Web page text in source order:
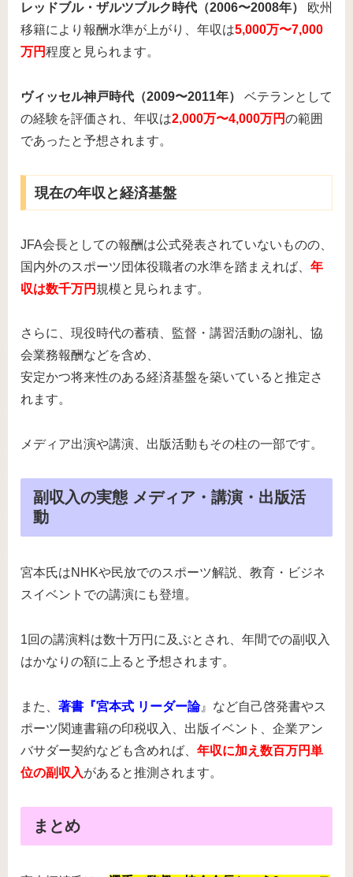
レッドブル・ザルツブルク時代（2006〜2008年）
欧州
移籍により報酬水準が上がり、年収は5,000万〜7,000
万円程度と見られます。
ヴィッセル神戸時代（2009〜2011年）
ベテランとして
の経験を評価され、年収は2,000万〜4,000万円の範囲
であったと予想されます。
現在の年収と経済基盤
JFA会長としての報酬は公式発表されていないものの、
国内外のスポーツ団体役職者の水準を踏まえれば、 年
収は数千万円 規模と見られます。
さらに、現役時代の蓄積、監督・講習活動の謝礼、協
会業務報酬などを含め、
安定かつ将来性のある経済基盤を築いていると推定さ
れます。
メディア出演や講演、出版活動もその柱の一部です。
副収入の実態 メディア・講演・出版活
動
宮本氏はNHKや民放でのスポーツ解説、教育・ビジネ
スイベントでの講演にも登壇。
1回の講演料は数十万円に及ぶとされ、年間での副収入
はかなりの額に上ると予想されます。
また、 著書『宮本式 リーダー論』など自己啓発書やス
ポーツ関連書籍の印税収入、出版イベント、企業アン
バサダー契約なども含めれば、 年収に加え数百万円単
位の副収入があると推測されます。
まとめ